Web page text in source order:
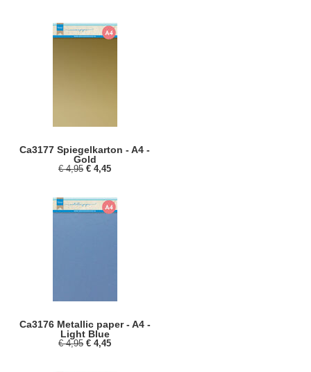
Ca3177 Spiegelkarton - A4 -
Gold
€ 4,95 € 4,45
Ca3176 Metallic paper - A4 -
Light Blue
€ 4,95 € 4,45